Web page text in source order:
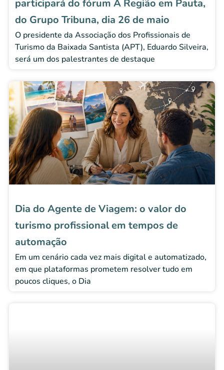
participará do fórum A Região em Pauta,
do Grupo Tribuna, dia 26 de maio
O presidente da Associação dos Profissionais de
Turismo da Baixada Santista (APT), Eduardo Silveira,
será um dos palestrantes de destaque
Dia do Agente de Viagem: o valor do
turismo profissional em tempos de
automação
Em um cenário cada vez mais digital e automatizado,
em que plataformas prometem resolver tudo em
poucos cliques, o Dia